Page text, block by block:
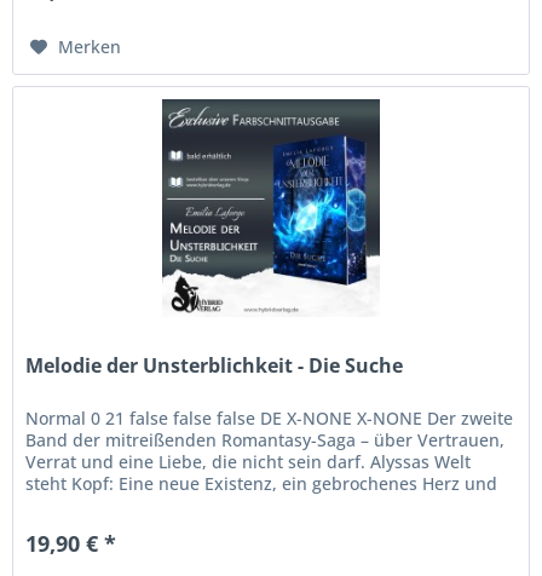
Merken
Melodie der Unsterblichkeit - Die Suche
Normal 0 21 false false false DE X-NONE X-NONE Der zweite
Band der mitreißenden Romantasy-Saga – über Vertrauen,
Verrat und eine Liebe, die nicht sein darf. Alyssas Welt
steht Kopf: Eine neue Existenz, ein gebrochenes Herz und
19,90 € *